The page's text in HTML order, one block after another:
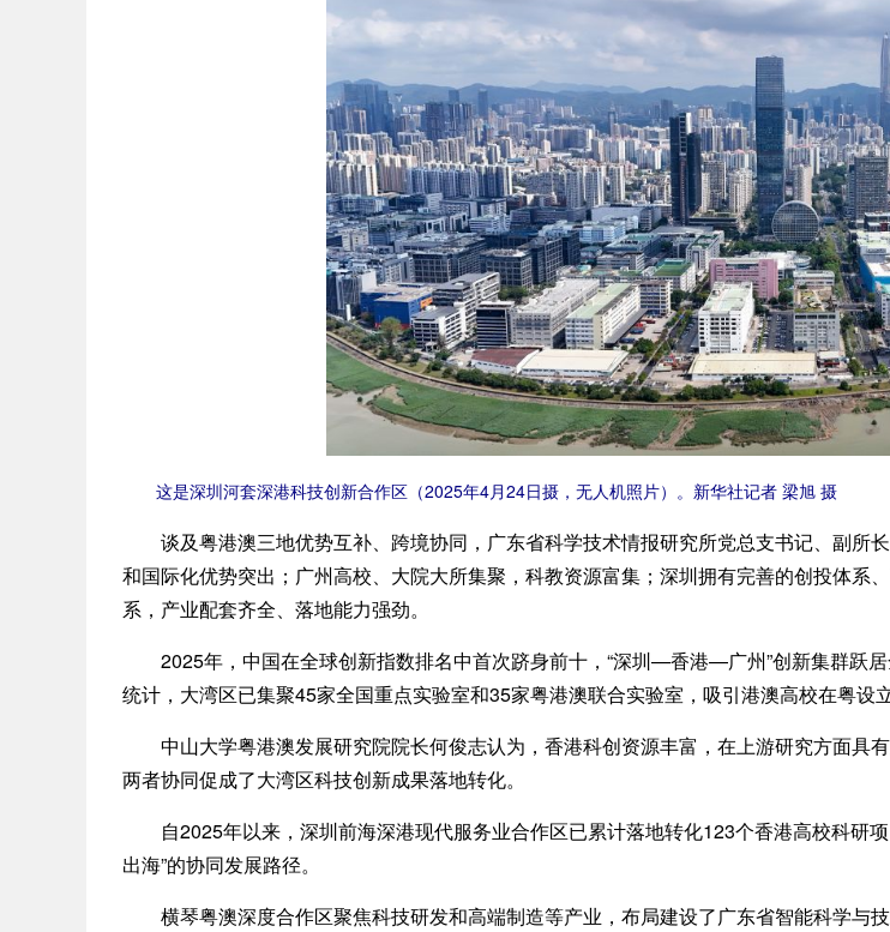
这是深圳河套深港科技创新合作区（2025年4月24日摄，无人机照片）。新华社记者 梁旭 摄
谈及粤港澳三地优势互补、跨境协同，广东省科学技术情报研究所党总支书记、副所
和国际化优势突出；广州高校、大院大所集聚，科教资源富集；深圳拥有完善的创投体
系，产业配套齐全、落地能力强劲。
2025年，中国在全球创新指数排名中首次跻身前十，“深圳—香港—广州”创新集群跃
统计，大湾区已集聚45家全国重点实验室和35家粤港澳联合实验室，吸引港澳高校在粤设
中山大学粤港澳发展研究院院长何俊志认为，香港科创资源丰富，在上游研究方面具
两者协同促成了大湾区科技创新成果落地转化。
自2025年以来，深圳前海深港现代服务业合作区已累计落地转化123个香港高校科研
出海”的协同发展路径。
横琴粤澳深度合作区聚焦科技研发和高端制造等产业，布局建设了广东省智能科学与